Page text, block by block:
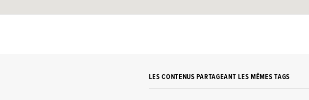
LES CONTENUS PARTAGEANT LES MÊMES TAGS